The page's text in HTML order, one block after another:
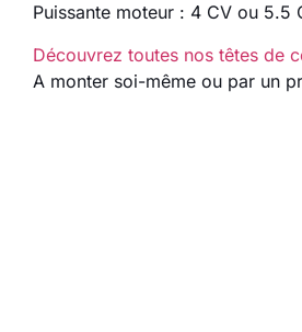
Puissante moteur : 4 CV ou 5.5
Découvrez toutes nos têtes de
A monter soi-même ou par un